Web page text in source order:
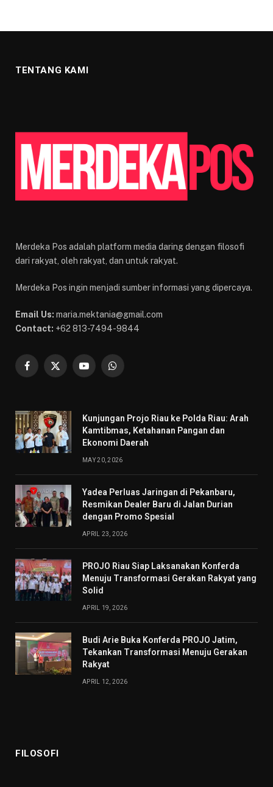
TENTANG KAMI
Merdeka Pos adalah platform media daring dengan filosofi
dari rakyat, oleh rakyat, dan untuk rakyat.
Merdeka Pos ingin menjadi sumber informasi yang dipercaya.
Email Us: maria.mektania@gmail.com
Contact: +62 813-7494-9844
Facebook
X
YouTubeWhatsApp
Kunjungan Projo Riau ke Polda Riau: Arah
Kamtibmas, Ketahanan Pangan dan
Ekonomi Daerah
MAY 20, 2026
Yadea Perluas Jaringan di Pekanbaru,
Resmikan Dealer Baru di Jalan Durian
dengan Promo Spesial
APRIL 23, 2026
PROJO Riau Siap Laksanakan Konferda
Menuju Transformasi Gerakan Rakyat yang
Solid
APRIL 19, 2026
Budi Arie Buka Konferda PROJO Jatim,
Tekankan Transformasi Menuju Gerakan
Rakyat
APRIL 12, 2026
FILOSOFI